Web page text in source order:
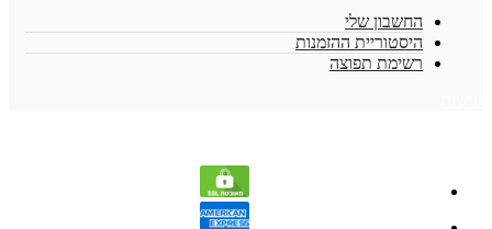
החשבון שלי
היסטוריית ההזמנות
רשימת תפוצה